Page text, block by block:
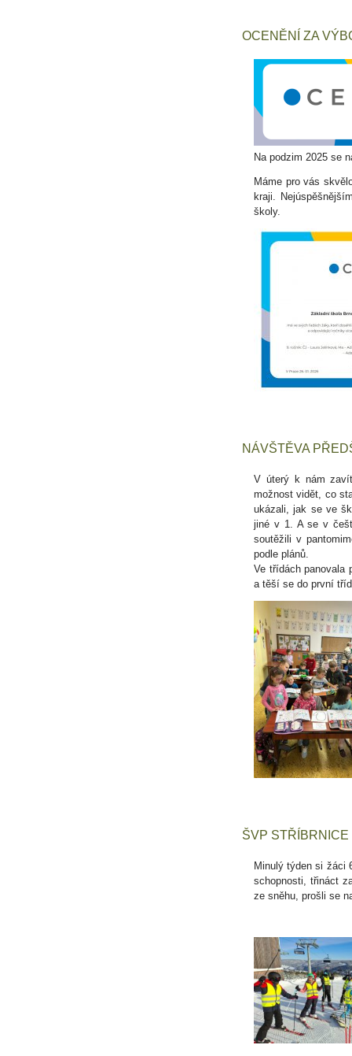
OCENĚNÍ ZA
Na podzim 2025 se
Máme pro vás
kraji.
školy.
NÁVŠTĚVA
V úterý k nám
možnost vidět, co
ukázali, jak se ve
jiné v 1. A se v
soutěžili v
podle plánů.
Ve třídách panovala
a těší se do první
ŠVP STŘÍBRNICE
Minulý týden si žáci
schopnosti, třináct
ze sněhu, prošli se